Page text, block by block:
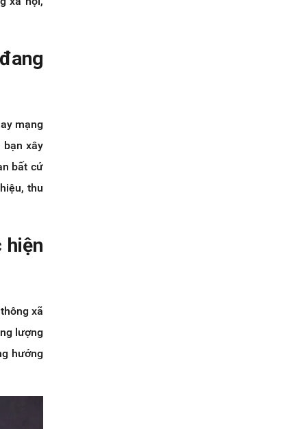
mạng
xây
bất cứ
thu
hiện
xã
lượng
hướng